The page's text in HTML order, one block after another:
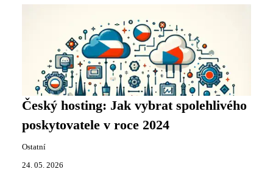
Český hosting: Jak vybrat spolehlivého
poskytovatele v roce 2024
Ostatní
24. 05. 2026